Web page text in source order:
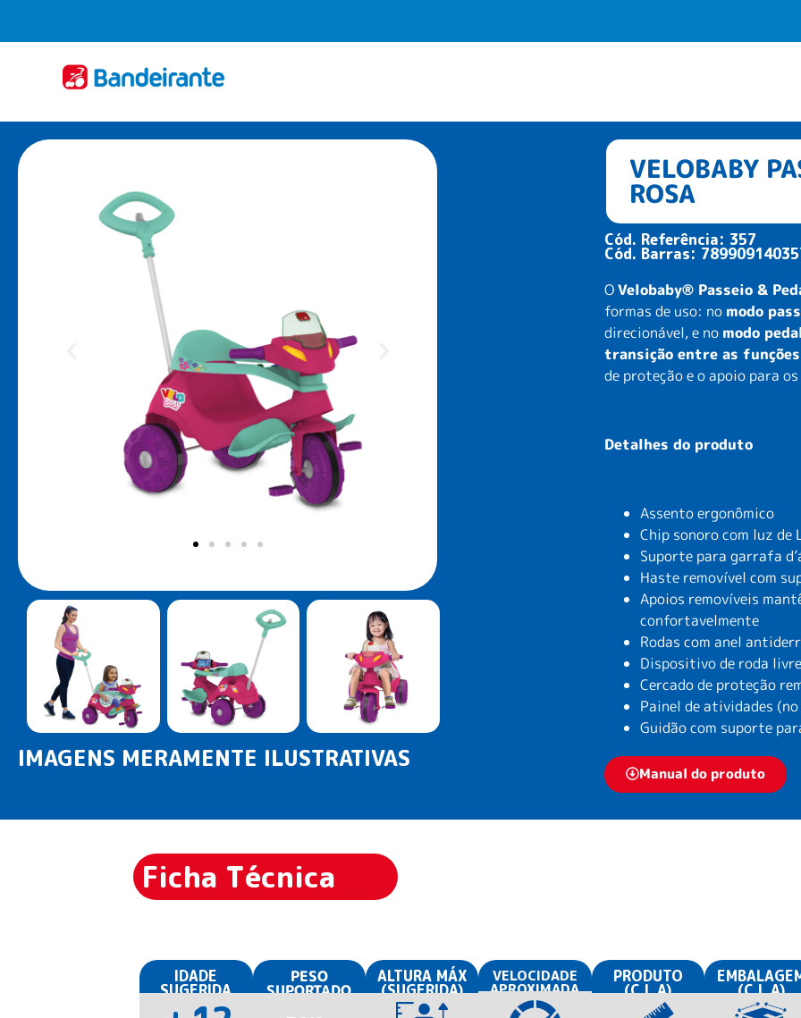
IMAGENS MERAMENTE ILUSTRATIVAS
VELOBABY
ROSA
Cód. Referência: 357
Cód. Barras:
OVelobaby® Passeio &
formas de uso: no modo
direcionável, e no modo
transição entre as
de proteção e o apoio para os
Detalhes do produto
Assento ergonômico
Chip sonoro com luz de
Suporte para garrafa
Haste removível com
Apoios removíveis
confortavelmente
Rodas com anel
Dispositivo de roda livre
Cercado de proteção
Painel de atividades
Guidão com suporte
Manual do produto
Ficha Técnica
IDADE
SUGERIDA
PESO
SUPORTADO
ALTURA MÁX
(SUGERIDA)
VELOCIDADE
APROXIMADA
PRODUTO
(C.L.A) (C.L.A)